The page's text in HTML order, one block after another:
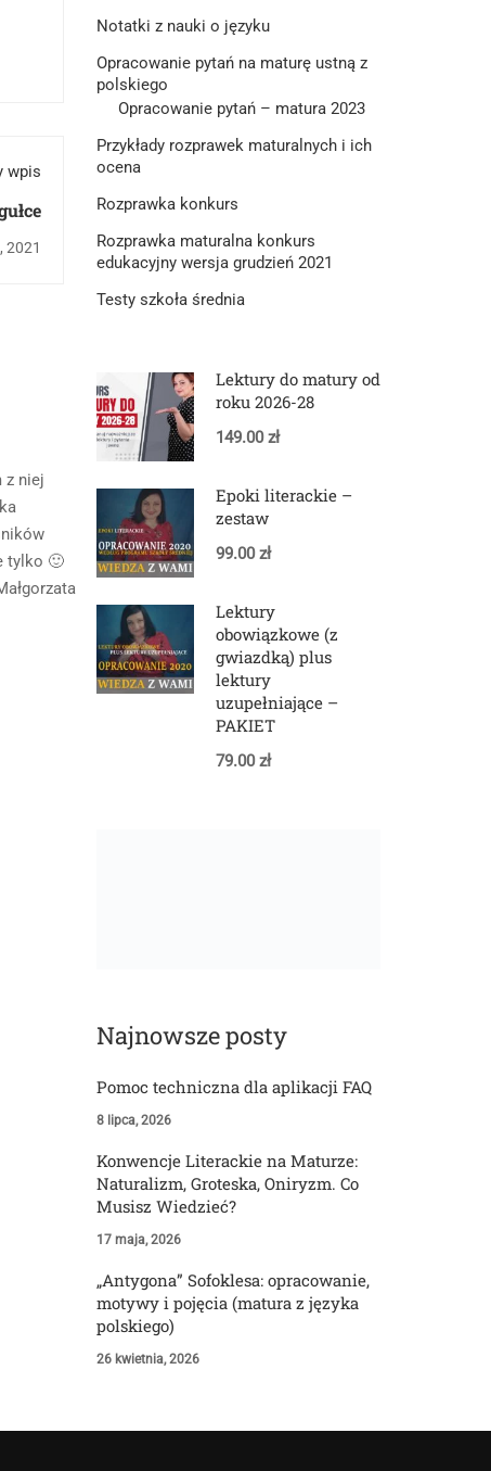
wpis
2021
z niej
tylko 🙂
Notatki z nauki o języku
Opracowanie pytań na maturę ustną z
polskiego
Opracowanie pytań – matura 2023
Przykłady rozprawek maturalnych i ich
ocena
Rozprawka konkurs
Rozprawka maturalna konkurs
edukacyjny wersja grudzień 2021
Testy szkoła średnia
Lektury do matury od
roku 2026-28
149.00 zł
Epoki literackie –
zestaw
99.00 zł
Lektury
obowiązkowe (z
gwiazdką) plus
lektury
uzupełniające –
PAKIET
79.00 zł
Najnowsze posty
Pomoc techniczna dla aplikacji FAQ
8 lipca, 2026
Konwencje Literackie na Maturze:
Naturalizm, Groteska, Oniryzm. Co
Musisz Wiedzieć?
17 maja, 2026
„Antygona” Sofoklesa: opracowanie,
motywy i pojęcia (matura z języka
polskiego)
26 kwietnia, 2026